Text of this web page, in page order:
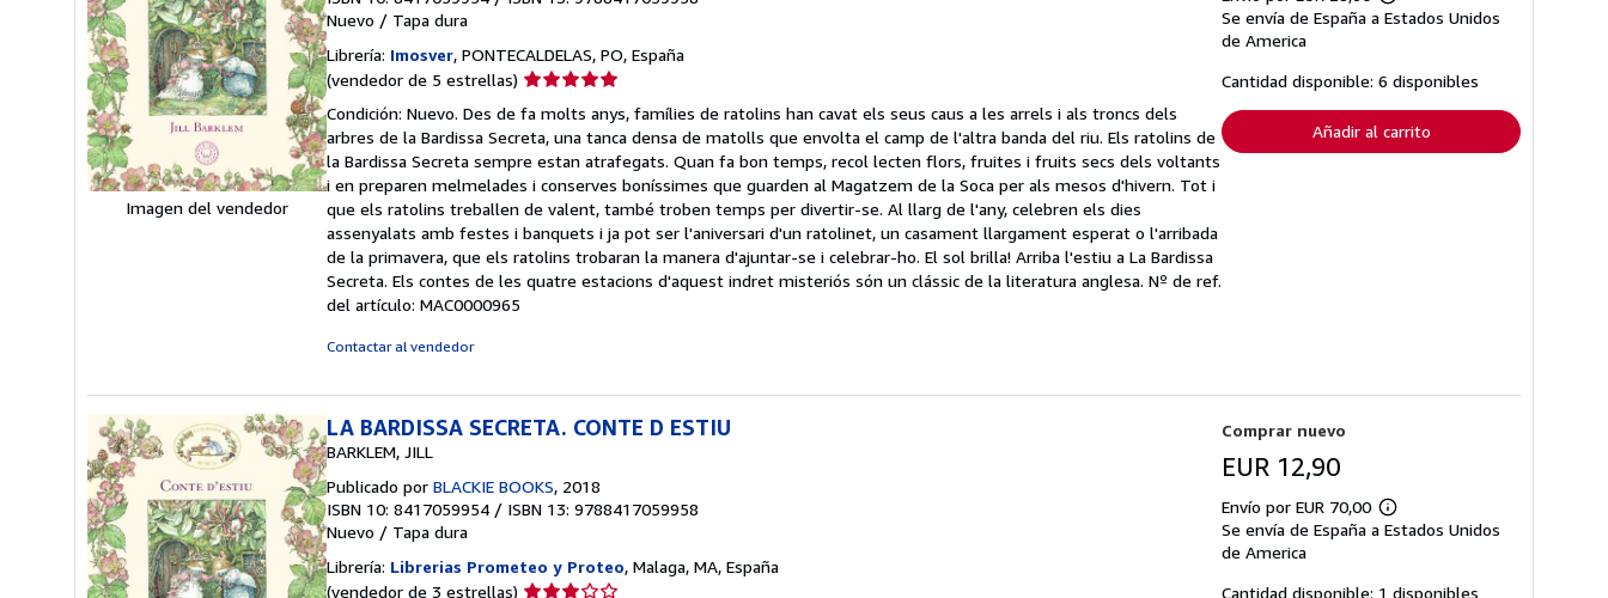
Imagen del vendedor
Nuevo / Tapa dura
Librería: Imosver, PONTECALDELAS, PO, España
(vendedor de 5 estrellas) Calificación
vendedor:
5
de
5
estrellas
Condición: Nuevo. Des de fa molts anys, famílies de ratolins han cavat els seus caus a les arrels i als troncs dels
arbres de la Bardissa Secreta, una tanca densa de matolls que envolta el camp de l'altra banda del riu. Els ratolins de
la Bardissa Secreta sempre estan atrafegats. Quan fa bon temps, recol lecten flors, fruites i fruits secs dels voltants
i en preparen melmelades i conserves boníssimes que guarden al Magatzem de la Soca per als mesos d'hivern. Tot i
que els ratolins treballen de valent, també troben temps per divertir-se. Al llarg de l'any, celebren els dies
assenyalats amb festes i banquets i ja pot ser l'aniversari d'un ratolinet, un casament llargament esperat o l'arribada
de la primavera, que els ratolins trobaran la manera d'ajuntar-se i celebrar-ho. El sol brilla! Arriba l'estiu a La Bardissa
Secreta. Els contes de les quatre estacions d'aquest indret misteriós són un clássic de la literatura anglesa. Nº de ref.
del artículo: MAC0000965
Contactar al vendedor
información
tarifas
de
envío
Se envía de España a Estados Unidos
de America
Cantidad disponible: 6 disponibles
Añadir al carrito
LA BARDISSA SECRETA. CONTE D ESTIU
BARKLEM, JILL
Publicado por BLACKIE BOOKS, 2018
ISBN 10: 8417059954 / ISBN 13: 9788417059958
Nuevo / Tapa dura
Librería: Librerias Prometeo y Proteo, Malaga, MA, España
(vendedor de 3 estrellas) Calificación
Comprar nuevo
EUR 12,90
Envío por EUR 70,00
Más
información
tarifas
Se envía de España a Estados Unidos
de America
Cantidad disponible: 1 disponibles